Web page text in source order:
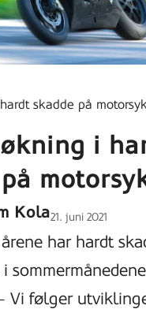
skadde på
i
KolaLagt
på
21. juni 2021
har hardt
Vi følger